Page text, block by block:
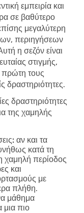
εμπειρία και
σε βαθύτερο
μεγαλύτερη
περιηγήσεων
η σεζόν είναι
στιγμής,
πρώτη τους
δραστηριότητες.
δραστηριότητες
της χαμηλής
αν και τα
κατά τη
χαμηλή περίοδος
και
με
πλήθη.
μάθημα
μια πιο